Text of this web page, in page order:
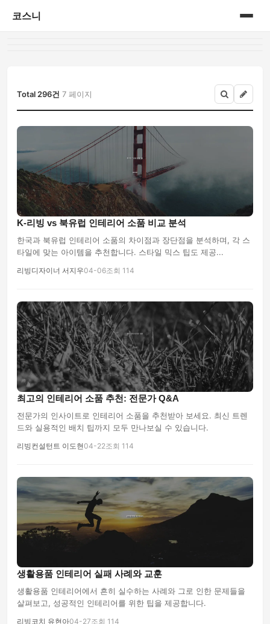
코스니
Total 296건 7 페이지
K-리빙 vs 북유럽 인테리어 소품 비교 분석
한국과 북유럽 인테리어 소품의 차이점과 장단점을 분석하며, 각 스
타일에 맞는 아이템을 추천합니다. 스타일 믹스 팁도 제공...
리빙디자이너 서지우04-06조회 114
최고의 인테리어 소품 추천: 전문가 Q&A
전문가의 인사이트로 인테리어 소품을 추천받아 보세요. 최신 트렌
드와 실용적인 배치 팁까지 모두 만나보실 수 있습니다.
리빙컨설턴트 이도현04-22조회 114
생활용품 인테리어 실패 사례와 교훈
생활용품 인테리어에서 흔히 실수하는 사례와 그로 인한 문제들을
살펴보고, 성공적인 인테리어를 위한 팁을 제공합니다.
리빙코치 유현아04-27조회 114